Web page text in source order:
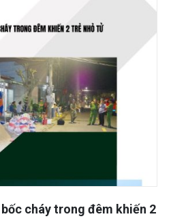
cháy trong đêm khiến 2